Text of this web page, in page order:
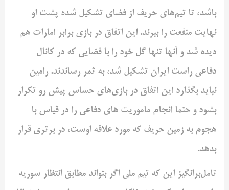
باشد، تا تیم‌های حریف از فضای تشکیل شده پشت او
نهایت منفعت را ببرند. این اتفاق در بازی برابر امارات هم
دیده شد و آنها تنها گل خود را با فضایی که در کانال
دفاعی راست ایران تشکیل شد، به ثمر رساندند. رامین
نباید بگذارد این اتفاق در بازی‌های حساس پیش رو تکرار
بشود و حتما انجام ماموریت های دفاعی را در قیاس با
هجوم به زمین حریف که مورد علاقه اوست، در برتری قرار
بدهد.
تامل‌برانگیز این که تیم ملی اگر بتواند مطابق انتظار سوریه